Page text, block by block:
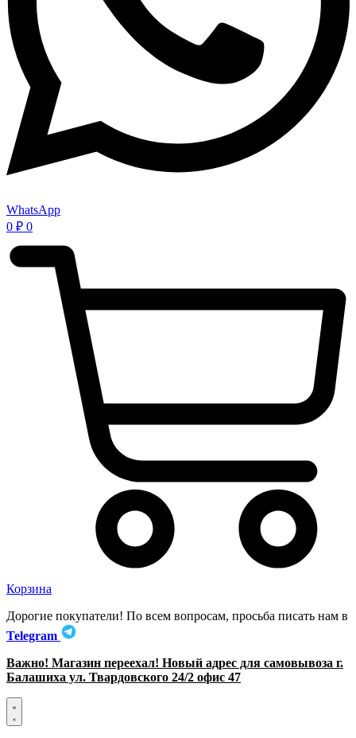
WhatsApp
0 ₽ 0
Корзина
Дорогие покупатели! По всем вопросам, просьба писать нам в
Telegram
Важно! Магазин переехал! Новый адрес для самовывоза г.
Балашиха ул. Твардовского 24/2 офис 47